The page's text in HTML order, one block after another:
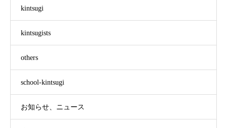
kintsugi
kintsugists
others
school-kintsugi
お知らせ、ニュース